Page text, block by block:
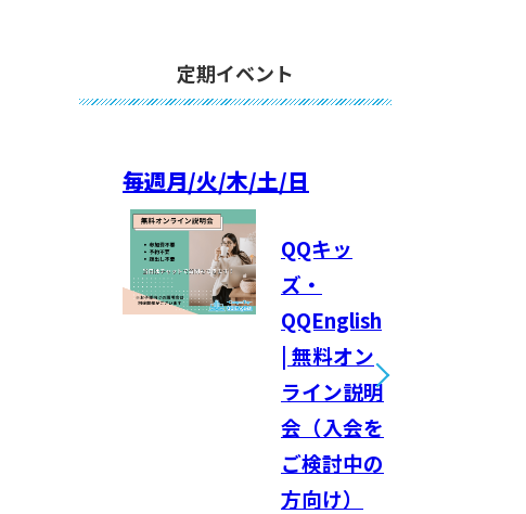
定期イベント
毎週月/火/木/土/日
QQキッ
ズ・
QQEnglish
| 無料オン
ライン説明
会（入会を
ご検討中の
方向け）